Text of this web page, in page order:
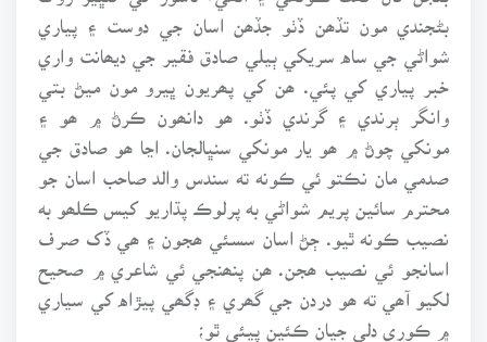
بڻجندي مون تڏھن ڏٺو جڏھن اسان جي دوست ۽ پياري
شواڻي جي ساه سريکي ٻيلي صادق فقير جي ديھانت واري
خبر پياري کي پئي. ھن کي پھريون ڀيرو مون ميڻ بتي
وانگر ٻرندي ۽ گرندي ڏٺو. ھو دانھون ڪرڻ ۾ ھو ۽
مونکي چوڻ ۾ ھو يار مونکي سنڀالجان. اڃا ھو صادق جي
صدمي مان نڪتو ئي ڪونه ته سندس والد صاحب اسان جو
محترم سائين پريم شواڻي به پرلوڪ پڌاريو کيس ڪلھو به
نصيب ڪونه ٿيو. ڄڻ اسان سسئي ھجون ۽ ھي ڏک صرف
اسانجو ئي نصيب ھجن. ھن پنھنجي ئي شاعري ۾ صحيح
لکيو آھي ته ھو دردن جي گھري ۽ ڊگھي پيڙاه کي سياري
۾ ڪوري دلي جيان ڪئين پيئي ٿو؛